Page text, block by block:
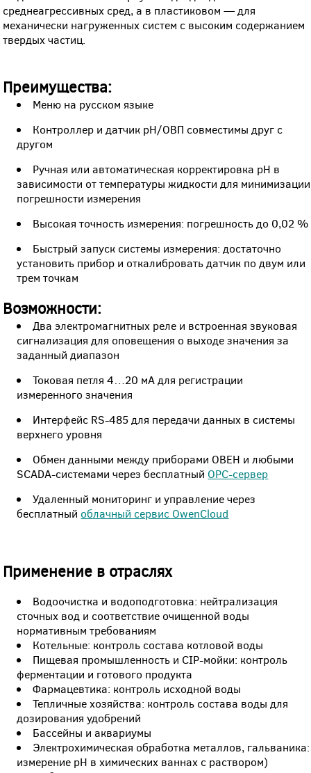
среднеагрессивных сред, а в пластиковом — для
механически нагруженных систем с высоким содержанием
твердых частиц.
Преимущества:
Меню на русском языке
Контроллер и датчик рН/ОВП совместимы друг с
другом
Ручная или автоматическая корректировка pH в
зависимости от температуры жидкости для минимизации
погрешности измерения
Высокая точность измерения: погрешность до 0,02 %
Быстрый запуск системы измерения: достаточно
установить прибор и откалибровать датчик по двум или
трем точкам
Возможности:
Два электромагнитных реле и встроенная звуковая
сигнализация для оповещения о выходе значения за
заданный диапазон
Токовая петля 4…20 мА для регистрации
измеренного значения
Интерфейс RS-485 для передачи данных в системы
верхнего уровня
Обмен данными между приборами ОВЕН и любыми
SCADA-системами через бесплатный OPC-сервер
Удаленный мониторинг и управление через
бесплатный облачный сервис OwenCloud
Применение в отраслях
Водоочистка и водоподготовка: нейтрализация
сточных вод и соответствие очищенной воды
нормативным требованиям
Котельные: контроль состава котловой воды
Пищевая промышленность и CIP-мойки: контроль
ферментации и готового продукта
Фармацевтика: контроль исходной воды
Тепличные хозяйства: контроль состава воды для
дозирования удобрений
Бассейны и аквариумы
Электрохимическая обработка металлов, гальваника:
измерение pH в химических ваннах с раствором)